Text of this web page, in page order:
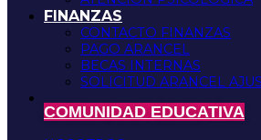
FINANZAS
CONTACTO FINANZAS
PAGO ARANCEL
BECAS INTERNAS
SOLICITUD ARANCEL
COMUNIDAD EDUCATIVA